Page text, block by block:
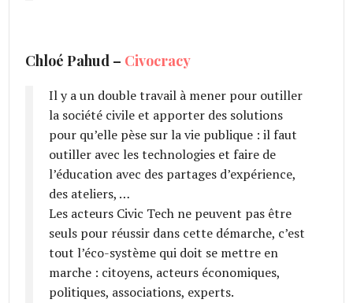
Chloé Pahud – Civocracy
Il y a un double travail à mener pour outiller
la société civile et apporter des solutions
pour qu’elle pèse sur la vie publique : il faut
outiller avec les technologies et faire de
l’éducation avec des partages d’expérience,
des ateliers, …
Les acteurs Civic Tech ne peuvent pas être
seuls pour réussir dans cette démarche, c’est
tout l’éco-système qui doit se mettre en
marche : citoyens, acteurs économiques,
politiques, associations, experts.